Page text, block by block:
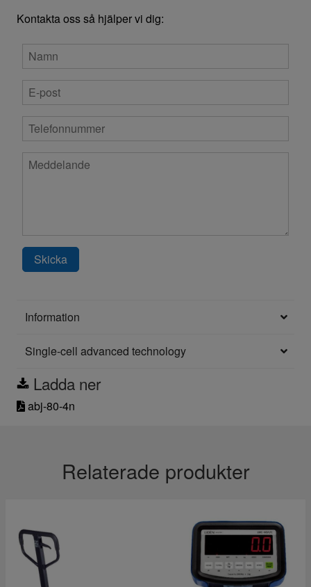
Kontakta oss så hjälper vi dig:
Skicka
Information
Single-cell advanced technology
Ladda ner
abj-80-4n
Relaterade produkter